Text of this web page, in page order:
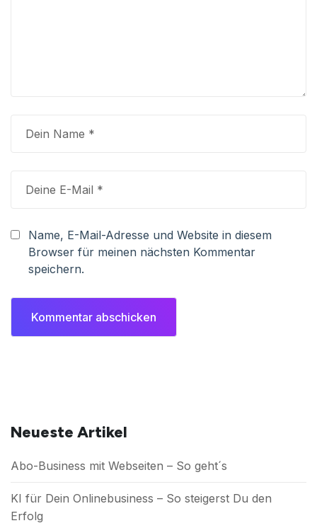
Name, E-Mail-Adresse und Website in diesem
Browser für meinen nächsten Kommentar
speichern.
Neueste Artikel
Abo-Business mit Webseiten – So geht´s
KI für Dein Onlinebusiness – So steigerst Du den
Erfolg